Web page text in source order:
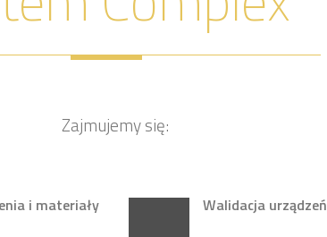
Zajmujemy się:
i materiały Walidacja urządzeń